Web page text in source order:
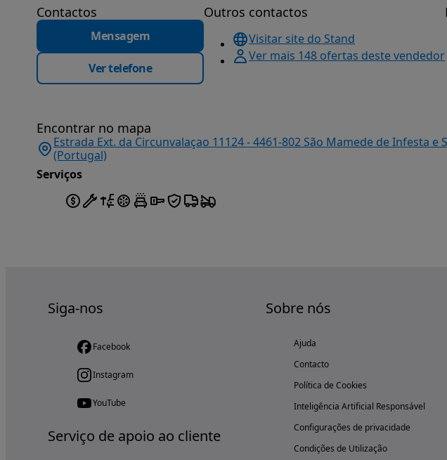
Contactos
Mensagem
Ver telefone
Outros contactos
Visitar site do Stand
Ver mais 148 ofertas deste vendedor
Encontrar no mapa
Estrada Ext. da Circunvalaçao 11124 - 4461-802 São Mamede de Infesta
(Portugal)
Serviços
Siga-nos
Facebook
Instagram
YouTube
Serviço de apoio ao cliente
Sobre nós
Ajuda
Contacto
Política de Cookies
Inteligência Artificial Responsável
Configurações de privacidade
Condições de Utilização